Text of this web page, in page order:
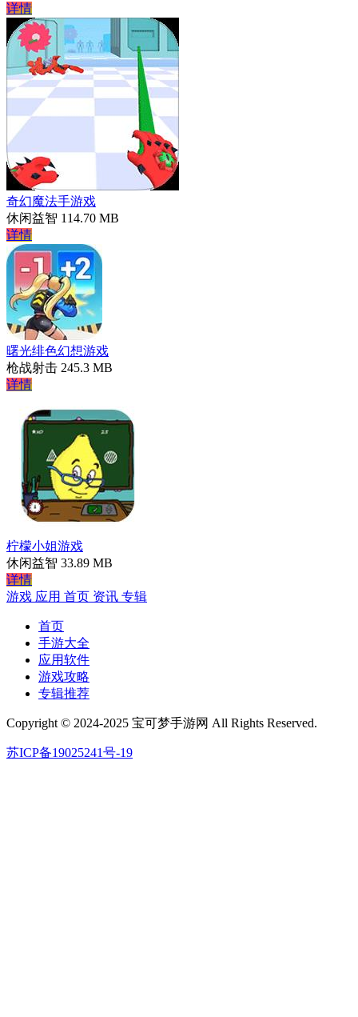
详情
奇幻魔法手游戏
休闲益智 114.70 MB
详情
曙光绯色幻想游戏
枪战射击 245.3 MB
详情
柠檬小姐游戏
休闲益智 33.89 MB
详情
游戏 应用 首页 资讯 专辑
首页
手游大全
应用软件
游戏攻略
专辑推荐
Copyright © 2024-2025 宝可梦手游网 All Rights Reserved.
苏ICP备19025241号-19